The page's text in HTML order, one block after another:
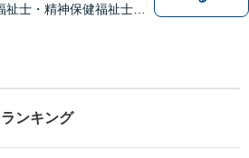
祉士・精神保健福祉士が
ンキング